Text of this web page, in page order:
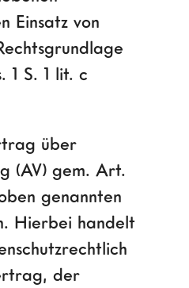
Einsatz von
1 S. 1 lit. c
über
(AV) gem. Art.
genannten
Hierbei handelt
der